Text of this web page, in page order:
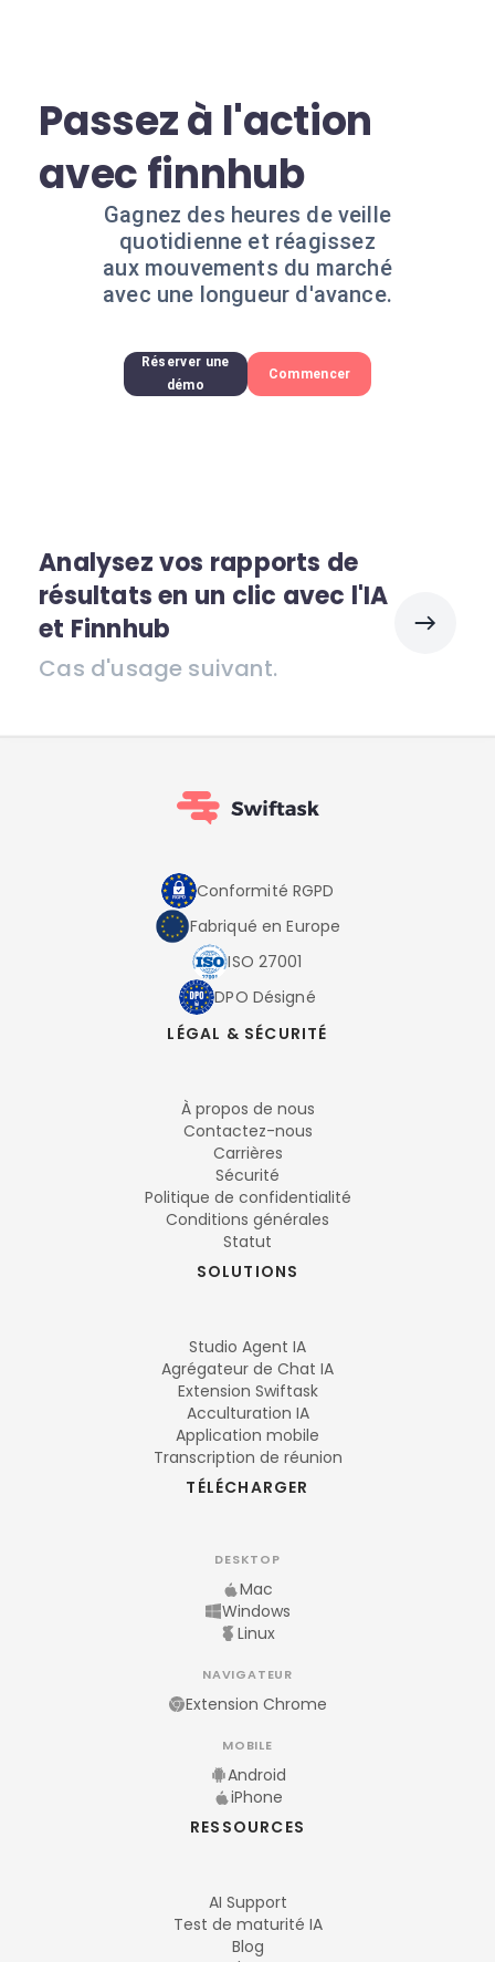
Passez à l'action
avec finnhub
Gagnez des heures de veille
quotidienne et réagissez
aux mouvements du marché
avec une longueur d'avance.
Réserver une
démo
Commencer
Analysez vos rapports de
résultats en un clic avec l'IA
et Finnhub
Cas d'usage suivant.
Conformité RGPD
Fabriqué en Europe
ISO 27001
DPO Désigné
LÉGAL & SÉCURITÉ
À propos de nous
Contactez-nous
Carrières
Sécurité
Politique de confidentialité
Conditions générales
Statut
SOLUTIONS
Studio Agent IA
Agrégateur de Chat IA
Extension Swiftask
Acculturation IA
Application mobile
Transcription de réunion
TÉLÉCHARGER
DESKTOP
Mac
Windows
Linux
NAVIGATEUR
Extension Chrome
MOBILE
Android
iPhone
RESSOURCES
AI Support
Test de maturité IA
Blog